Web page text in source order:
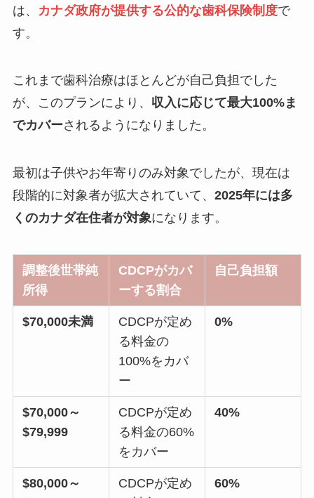
は、
カナダ政府が提供する公的な歯科保険制度で
す。
これまで歯科治療はほとんどが自己負担でした
が、このプランにより、 収入に応じて最大100%ま
でカバーされるようになりました。
最初は子供やお年寄りのみ対象でしたが、現在は
段階的に対象者が拡大されていて、 2025年には多
くのカナダ在住者が対象になります。
調整後世帯純
所得
CDCPがカバ
ーする割合
自己負担額
$70,000未満
CDCPが定め
る料金の
100%をカバ
ー
0%
$70,000～
$79,999
CDCPが定め
る料金の60%
をカバー
40%
$80,000～
CDCPが定め
60%